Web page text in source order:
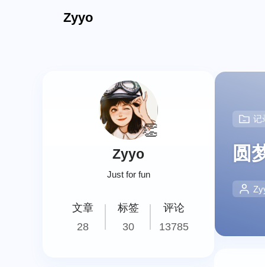
Zyyo
👏
Zyyo
Just for fun
文章
28
标签
30
评论
13785
记
圆